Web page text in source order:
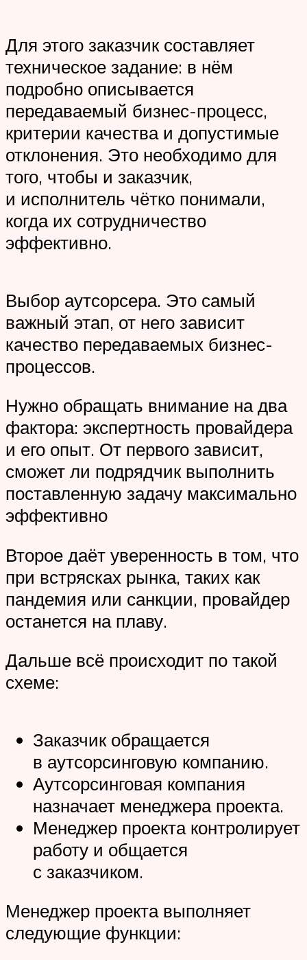
Для этого заказчик составляет
техническое задание: в нём
подробно описывается
передаваемый бизнес-процесс,
критерии качества и допустимые
отклонения. Это необходимо для
того, чтобы и заказчик,
и исполнитель чётко понимали,
когда их сотрудничество
эффективно.
Выбор аутсорсера. Это самый
важный этап, от него зависит
качество передаваемых бизнес-
процессов.
Нужно обращать внимание на два
фактора: экспертность провайдера
и его опыт. От первого зависит,
сможет ли подрядчик выполнить
поставленную задачу максимально
эффективно
Второе даёт уверенность в том, что
при встрясках рынка, таких как
пандемия или санкции, провайдер
останется на плаву.
Дальше всё происходит по такой
схеме:
Заказчик обращается
в аутсорсинговую компанию.
Аутсорсинговая компания
назначает менеджера проекта.
Менеджер проекта контролирует
работу и общается
с заказчиком.
Менеджер проекта выполняет
следующие функции: